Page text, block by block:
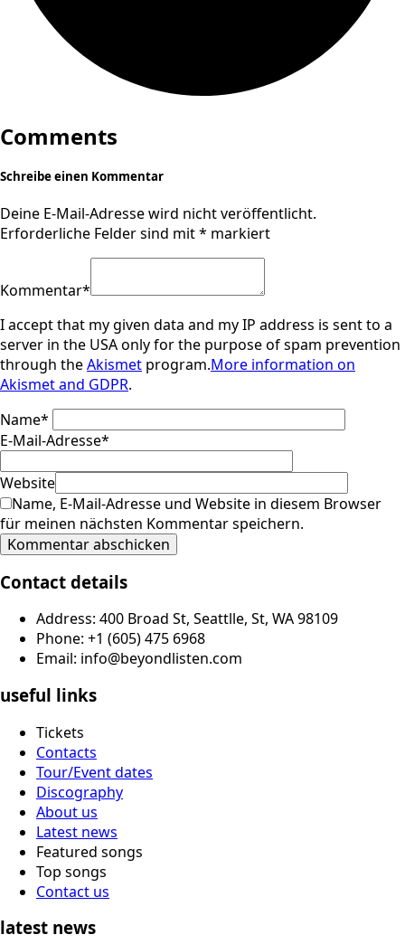
Comments
Schreibe einen Kommentar
Deine E-Mail-Adresse wird nicht veröffentlicht.
Erforderliche Felder sind mit* markiert
Kommentar*
I accept that my given data and my IP address is sent to a
server in the USA only for the purpose of spam prevention
through theAkismet program.More information on
Akismet and GDPR.
Name*
E-Mail-Adresse*
Website
Name, E-Mail-Adresse und Website in diesem Browser
für meinen nächsten Kommentar speichern.
Contact details
Address: 400 Broad St, Seattlle, St, WA 98109
Phone: +1 (605) 475 6968
Email: info@beyondlisten.com
useful links
Tickets
Contacts
Tour/Event dates
Discography
About us
Latest news
Featured songs
Top songs
Contact us
latest news